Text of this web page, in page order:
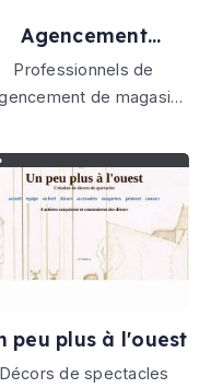
Agencement
magasins tabac
presse
Professionnels de
de magasins
dans la
de votre
presse, librairie,
papeterie, pharmacie.
peu plus à l'ouest
Décors de spectacles